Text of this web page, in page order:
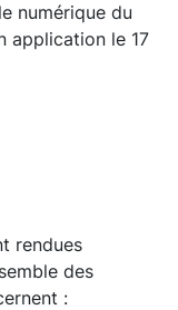
numérique du
application le 17
rendues
des
: